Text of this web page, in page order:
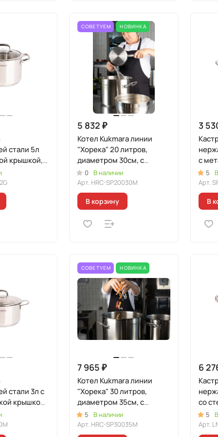
стали 5л
крышкой,
СОВЕТУЕМ НОВИНКА
5 832 ₽
Котел Kukmara линии
"Хорека" 20 литров,
диаметром 30см, с
металлической крышкой
0
В наличии
Арт. HRC-SP20030M
В корзину
3
с
5
Арт.
В
стали 3л с
крышкой,
СОВЕТУЕМ НОВИНКА
7 965 ₽
Котел Kukmara линии
"Хорека" 30 литров,
диаметром 35см, с
металлической крышкой
5
В наличии
Арт. HRC-SP30035M
6
со
5
Арт.